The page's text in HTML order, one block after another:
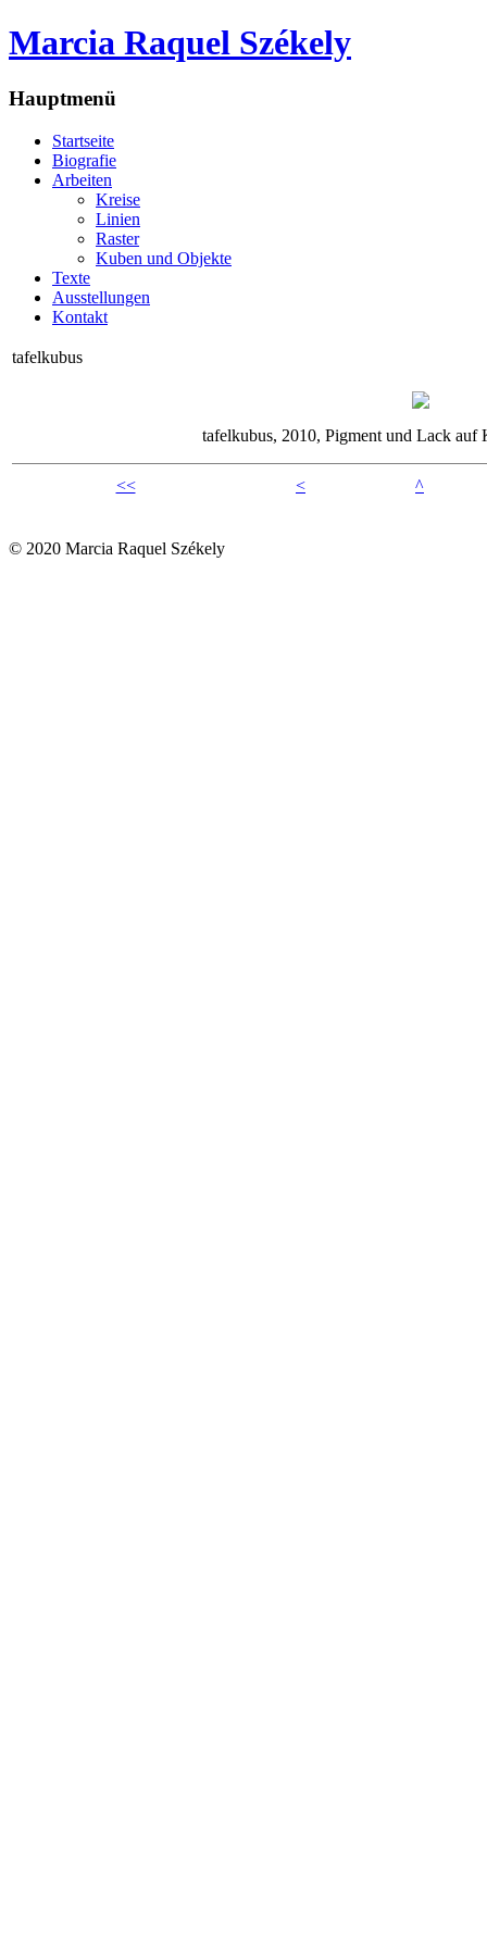
Marcia Raquel Székely
Hauptmenü
Startseite
Biografie
Arbeiten
Kreise
Linien
Raster
Kuben und Objekte
Texte
Ausstellungen
Kontakt
tafelkubus
tafelkubus, 2010, Pigment und Lack auf
<< < ^
© 2020 Marcia Raquel Székely